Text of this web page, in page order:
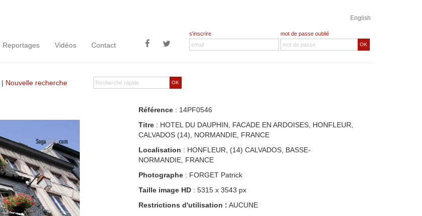
English
Reportages Vidéos Contact
s'inscrire mot de passe oublié
OK
OK
| Nouvelle recherche
Référence: 14PF0546
Titre: HOTEL DU DAUPHIN, FACADE EN ARDOISES, HONFLEUR,
CALVADOS (14), NORMANDIE, FRANCE
Localisation : HONFLEUR, (14) CALVADOS, BASSE-
NORMANDIE, FRANCE
Photographe: FORGET Patrick
Taille image HD: 5315 x 3543 px
Restrictions d'utilisation : AUCUNE